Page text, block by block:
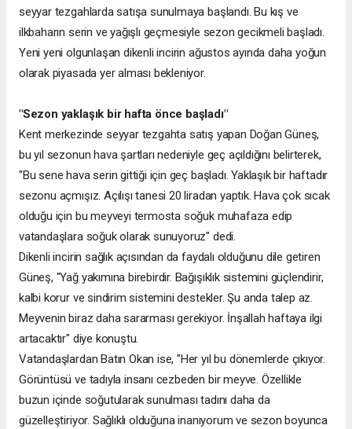
seyyar tezgahlarda satışa sunulmaya başlandı. Bu kış ve
ilkbaharın serin ve yağışlı geçmesiyle sezon gecikmeli başladı.
Yeni yeni olgunlaşan dikenli incirin ağustos ayında daha yoğun
olarak piyasada yer alması bekleniyor.
"Sezon yaklaşık bir hafta önce başladı"
Kent merkezinde seyyar tezgahta satış yapan Doğan Güneş,
bu yıl sezonun hava şartları nedeniyle geç açıldığını belirterek,
"Bu sene hava serin gittiği için geç başladı. Yaklaşık bir haftadır
sezonu açmışız. Açılışı tanesi 20 liradan yaptık. Hava çok sıcak
olduğu için bu meyveyi termosta soğuk muhafaza edip
vatandaşlara soğuk olarak sunuyoruz" dedi.
Dikenli incirin sağlık açısından da faydalı olduğunu dile getiren
Güneş, "Yağ yakımına birebirdir. Bağışıklık sistemini güçlendirir,
kalbi korur ve sindirim sistemini destekler. Şu anda talep az.
Meyvenin biraz daha sararması gerekiyor. İnşallah haftaya ilgi
artacaktır" diye konuştu.
Vatandaşlardan Batın Okan ise, "Her yıl bu dönemlerde çıkıyor.
Görüntüsü ve tadıyla insanı cezbeden bir meyve. Özellikle
buzun içinde soğutularak sunulması tadını daha da
güzelleştiriyor. Sağlıklı olduğuna inanıyorum ve sezon boyunca